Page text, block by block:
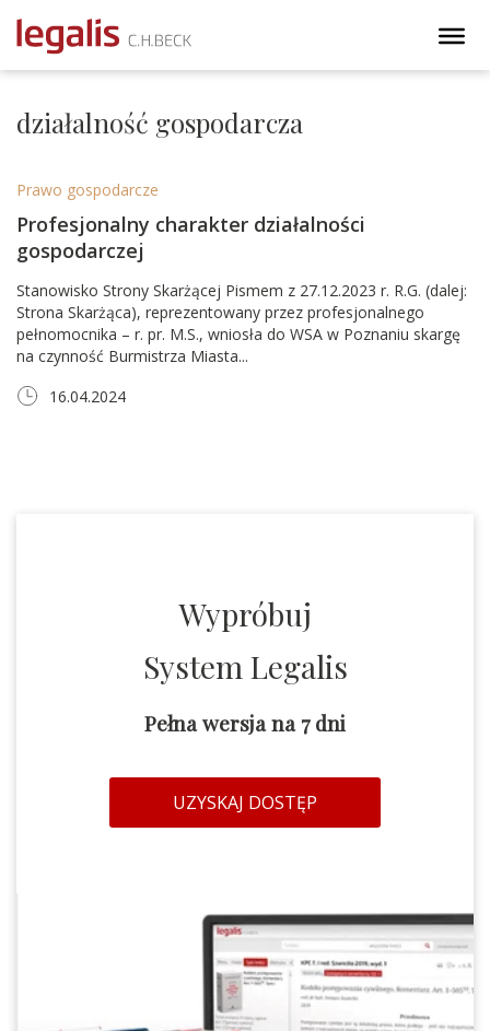
działalność gospodarcza
Prawo gospodarcze
Profesjonalny charakter działalności
gospodarczej
Stanowisko Strony Skarżącej Pismem z 27.12.2023 r. R.G. (dalej:
Strona Skarżąca), reprezentowany przez profesjonalnego
pełnomocnika – r. pr. M.S., wniosła do WSA w Poznaniu skargę
na czynność Burmistrza Miasta...
16.04.2024
Wypróbuj
System Legalis
Pełna wersja na 7 dni
UZYSKAJ DOSTĘP